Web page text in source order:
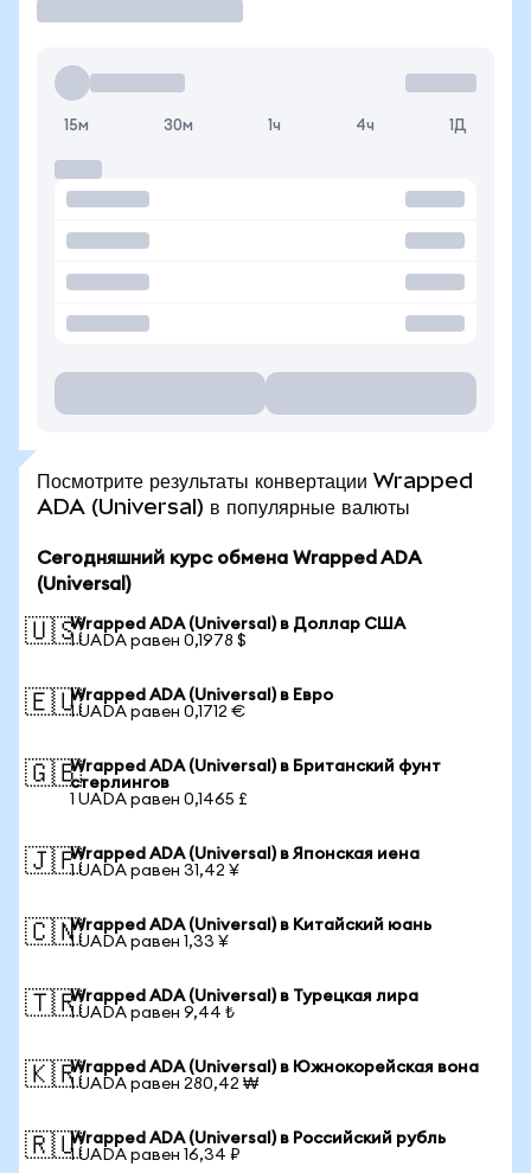
15м 30м 1ч 4ч 1Д
Посмотрите результаты конвертации Wrapped
ADA (Universal) в популярные валюты
Сегодняшний курс обмена Wrapped ADA
(Universal)
🇺🇸Wrapped ADA (Universal) в Доллар США
1 UADA равен 0,1978 $
🇪🇺Wrapped ADA (Universal) в Евро
1 UADA равен 0,1712 €
🇬🇧Wrapped ADA (Universal) в Британский фунт
стерлингов
1 UADA равен 0,1465 £
🇯🇵Wrapped ADA (Universal) в Японская иена
1 UADA равен 31,42 ¥
🇨🇳Wrapped ADA (Universal) в Китайский юань
1 UADA равен 1,33 ¥
🇹🇷Wrapped ADA (Universal) в Турецкая лира
1 UADA равен 9,44 ₺
🇰🇷Wrapped ADA (Universal) в Южнокорейская вона
1 UADA равен 280,42 ₩
🇷🇺Wrapped ADA (Universal) в Российский рубль
1 UADA равен 16,34 ₽